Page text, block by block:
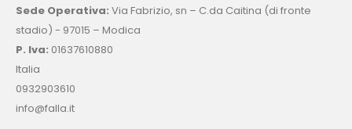
Sede Operativa: Via Fabrizio, sn – C.da Caitina (di fronte
stadio) - 97015 – Modica
P. Iva: 01637610880
Italia
0932903610
info@falla.it